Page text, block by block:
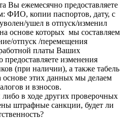
Вы ежемесячно предоставляете
ФИО, копии паспортов, дату, с
ушел в отпуск/изменил
основе которых мы составляем
отпуск /перемещения
платы Ваших
изменения
(при наличии), а также табель
основе этих данных мы делаем
и взносов.
либо в ходе других проверочных
штрафные санкции, будет ли